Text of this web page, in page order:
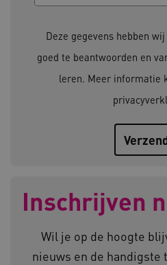
Deze gegevens hebben
goed te beantwoorden en
leren. Meer informatie
Inschrijven
Wil je op de hoogte
nieuws en de handigste
worden altijd geplaatst en
op uw privacy.